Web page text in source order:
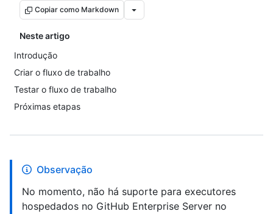
Copiar como Markdown
Neste artigo
Introdução
Criar o fluxo de trabalho
Testar o fluxo de trabalho
Próximas etapas
Observação
No momento, não há suporte para executores
hospedados no GitHub Enterprise Server no